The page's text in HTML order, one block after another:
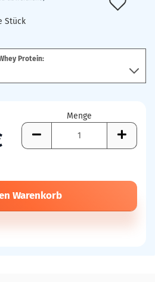
Stück
Protein:
Menge
Warenkorb